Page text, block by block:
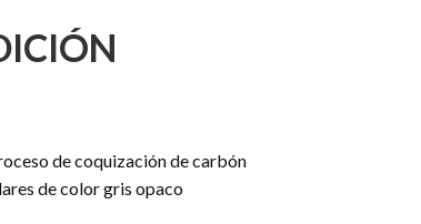
de coquización de carbón
de color gris opaco